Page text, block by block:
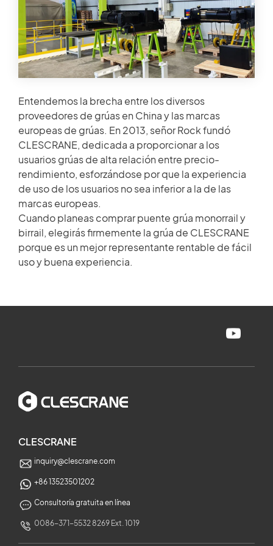
Miembro de repuestos
Acceso
×
SALA DE NOTICIAS
VIDEO
ARTÍCULOS TÉCNICOS
CARRERA
CONTÁCTENOS
Entendemos la brecha entre los diversos
proveedores de grúas en China y las marcas
europeas de grúas. En 2013, señor Rock fundó
CLESCRANE, dedicada a proporcionar a los
usuarios grúas de alta relación entre precio-
rendimiento, esforzándose por que la experiencia
de uso de los usuarios no sea inferior a la de las
marcas europeas.
Cuando planeas comprar puente grúa monorrail y
birrail, elegirás firmemente la grúa de CLESCRANE
porque es un mejor representante rentable de fácil
uso y buena experiencia.
CLESCRANE
inquiry@clescrane.com
+86 13523501202
Consultoría gratuita en línea
0086-371-5532 8269 Ext. 1019